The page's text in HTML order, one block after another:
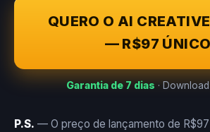
QUERO O AI
— R$97 ÚNICO
Garantia de 7 dias ·
P.S. — O preço de lançamento de